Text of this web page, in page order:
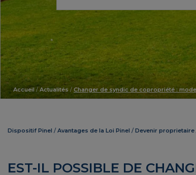
Accueil / Actualités / Changer de syndic de copropriété :
Dispositif Pinel Avantages de la Loi Pinel Devenir proprietaire
EST-IL POSSIBLE DE